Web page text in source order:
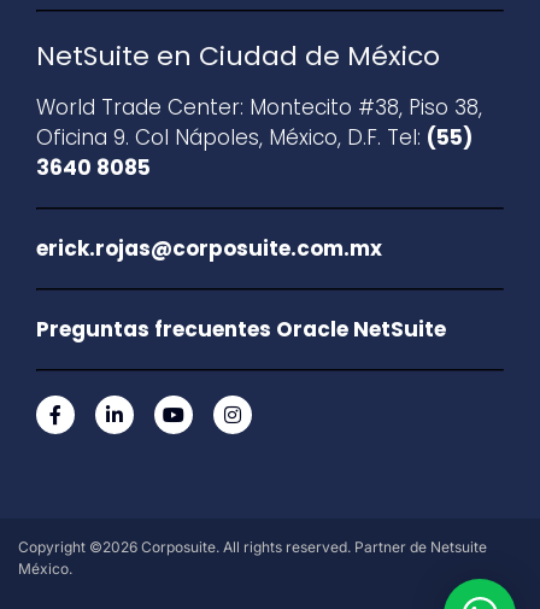
NetSuite en Ciudad de México
World Trade Center: Montecito #38, Piso 38,
Oficina 9. Col Nápoles, México, D.F. Tel: (55)
3640 8085
erick.rojas@corposuite.com.mx
Preguntas frecuentes Oracle NetSuite
Copyright ©2026 Corposuite. All rights reserved. Partner de Netsuite
México.